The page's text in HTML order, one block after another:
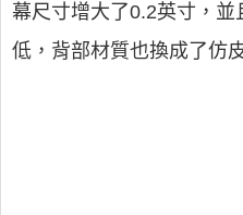
幕尺寸增大了0.2英寸，
低，背部材質也換成了仿